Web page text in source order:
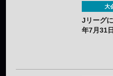
大
Jリーグ
年7月31日